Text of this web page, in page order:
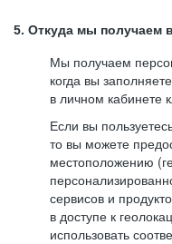
5. Откуда мы получаем
Мы получаем
когда вы
в личном кабинете
Если вы
то вы можете
местоположению
сервисов и
в доступе к
использовать